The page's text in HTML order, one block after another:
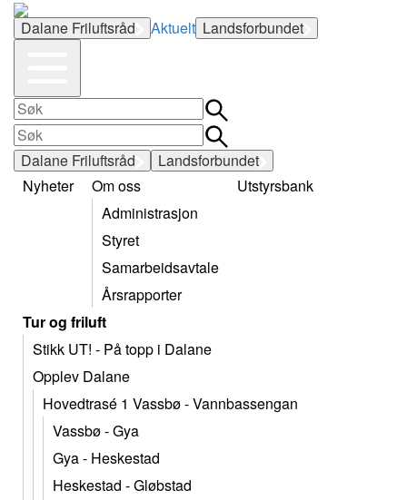
Dalane Friluftsråd Aktuelt Landsforbundet
Dalane Friluftsråd
Landsforbundet
Nyheter
Om oss
Administrasjon
Styret
Samarbeidsavtale
Årsrapporter
Utstyrsbank
Tur og friluft
Stikk UT! - På topp i Dalane
Opplev Dalane
Hovedtrasé 1 Vassbø - Vannbassengan
Vassbø - Gya
Gya - Heskestad
Heskestad - Gløbstad